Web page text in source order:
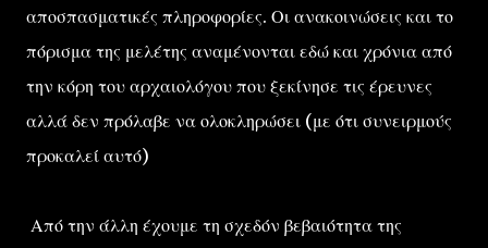
αποσπασματικές πληροφορίες. Οι ανακοινώσεις και το
πόρισμα της μελέτης αναμένονται εδώ και χρόνια από
την κόρη του αρχαιολόγου που ξεκίνησε τις έρευνες
αλλά δεν πρόλαβε να ολοκληρώσει (με ότι συνειρμούς
προκαλεί αυτό)
Από την άλλη έχουμε τη σχεδόν βεβαιότητα της